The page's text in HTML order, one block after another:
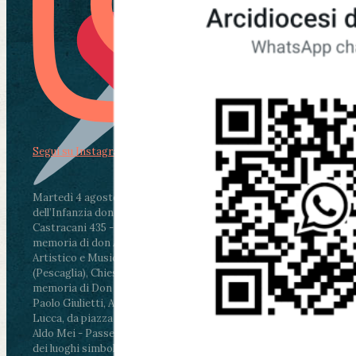
Martedì 4 agosto2026
ore 11:30 - Lucca, Scuola
dell’Infanzia don Aldo Mei - Viale Castruccio
Castracani 435 - Inaugurazione murales in
memoria di don Aldo Mei curato dal Liceo
Artistico e Musicale “Passaglia”
ore 18 - Fiano
(Pescaglia), Chiesa parrocchiale - Messa in
memoria di Don Aldo Mei celebrata da mons.
Paolo Giulietti, Arcivescovo di Lucca
ore 20.30 -
Lucca, da piazza San Michele al Cippo di don
Aldo Mei - Passeggiata della Memoria in alcuni
dei luoghi simbolo della città. Ritrovo alle ore
Segui su Instagram